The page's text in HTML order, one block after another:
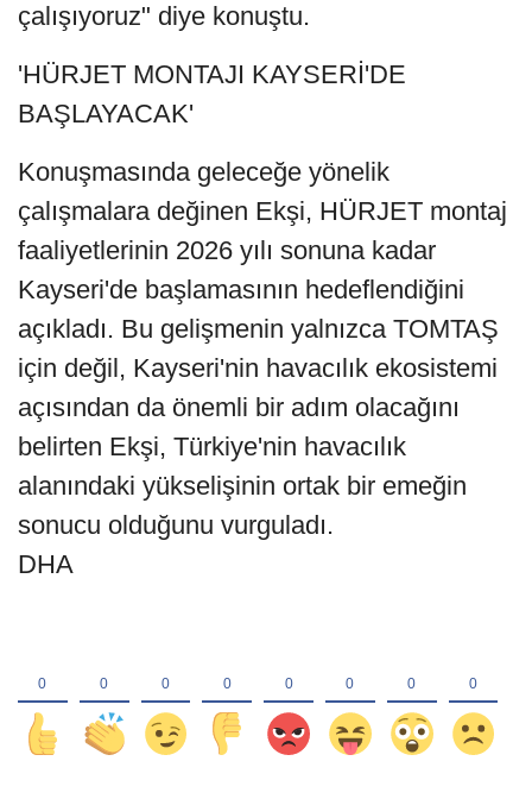
çalışıyoruz" diye konuştu.
'HÜRJET MONTAJI KAYSERİ'DE
BAŞLAYACAK'
Konuşmasında geleceğe yönelik
çalışmalara değinen Ekşi, HÜRJET montaj
faaliyetlerinin 2026 yılı sonuna kadar
Kayseri'de başlamasının hedeflendiğini
açıkladı. Bu gelişmenin yalnızca TOMTAŞ
için değil, Kayseri'nin havacılık ekosistemi
açısından da önemli bir adım olacağını
belirten Ekşi, Türkiye'nin havacılık
alanındaki yükselişinin ortak bir emeğin
sonucu olduğunu vurguladı.
DHA